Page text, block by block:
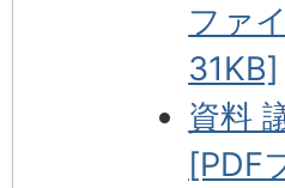
ファ
31KB]
資料
[PDF